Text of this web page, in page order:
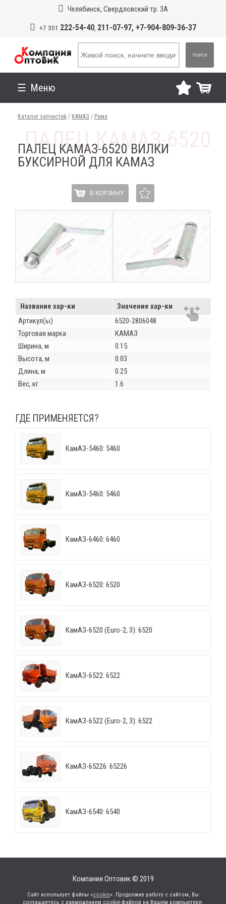
Челябинск, Свердловский тр. 3А
+7 351 222-54-40, 211-07-97, +7-904-809-36-37
ПОИСК
Меню
Каталог запчастей / КАМАЗ / Рама
ПАЛЕЦ КАМАЗ-6520 ВИЛКИ
БУКСИРНОЙ ДЛЯ КАМАЗ
В КОРЗИНУ
Название хар-ки
Значение хар-ки
Артикул(ы)
6520-2806048
Торговая марка
КАМАЗ
Ширина, м
0.15
Высота, м
0.03
Длина, м
0.25
Вес, кг
1.6
ГДЕ ПРИМЕНЯЕТСЯ?
КамАЗ-5460: 5460
КамАЗ-5460: 5460
КамАЗ-6460: 6460
КамАЗ-6520: 6520
КамАЗ-6520 (Euro-2, 3): 6520
КамАЗ-6522: 6522
КамАЗ-6522 (Euro-2, 3): 6522
КамАЗ-65226: 65226
КамАЗ-6540: 6540
Компания Оптовик © 2019
Сайт использует файлы «cookie». Продолжив работу с сайтом, Вы
соглашаетесь с размещением cookie-файлов на Вашем компьютере.